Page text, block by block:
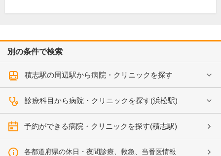
別の条件で検索
積志駅の周辺駅から病院・クリニックを探す
診療科目から病院・クリニックを探す(浜松駅)
予約ができる病院・クリニックを探す(積志駅)
各都道府県の休日・夜間診療、救急、当番医情報